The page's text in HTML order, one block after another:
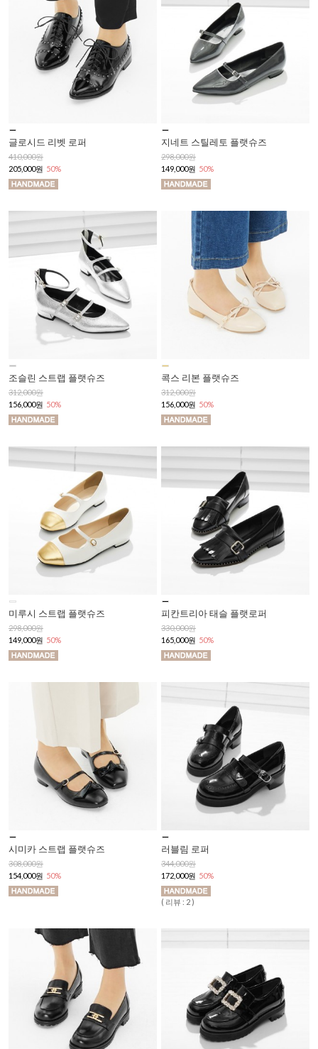
글로시드 리벳 로퍼
410,000원
205,000원 50%
지네트 스틸레토 플랫슈즈
298,000원
149,000원 50%
조슬린 스트랩 플랫슈즈
312,000원
156,000원 50%
콕스 리본 플랫슈즈
312,000원
156,000원 50%
미루시 스트랩 플랫슈즈
298,000원
149,000원 50%
피칸트리아 태슬 플랫로퍼
330,000원
165,000원 50%
시미카 스트랩 플랫슈즈
308,000원
154,000원 50%
러블림 로퍼
344,000원
172,000원 50%
( 리뷰 : 2 )